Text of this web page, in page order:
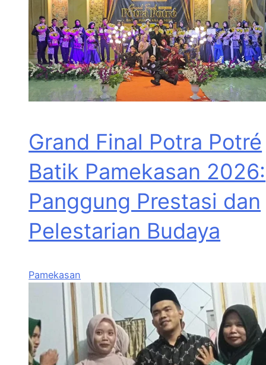
Grand Final Potra Potré
Batik Pamekasan 2026:
Panggung Prestasi dan
Pelestarian Budaya
Pamekasan